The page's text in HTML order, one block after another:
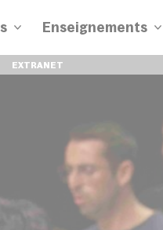
Enseignements
EXTRANET